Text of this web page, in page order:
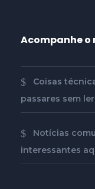
Acompanhe o
Coisas
passares sem ler
Notícias
interessantes